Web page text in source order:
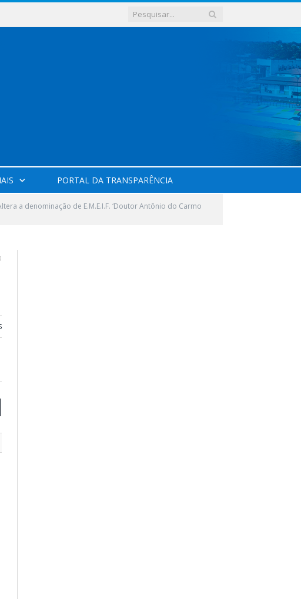
PORTAL DA TRANSPARÊNCIA
a denominação de E.M.E.I.F. ‘Doutor Antônio do Carmo